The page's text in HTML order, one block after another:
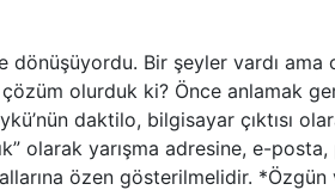
dönüşüyordu. Bir şeyler vardı
olurduk ki? Önce anlamak
daktilo, bilgisayar çıktısı
olarak yarışma adresine, e-
özen gösterilmelidir.